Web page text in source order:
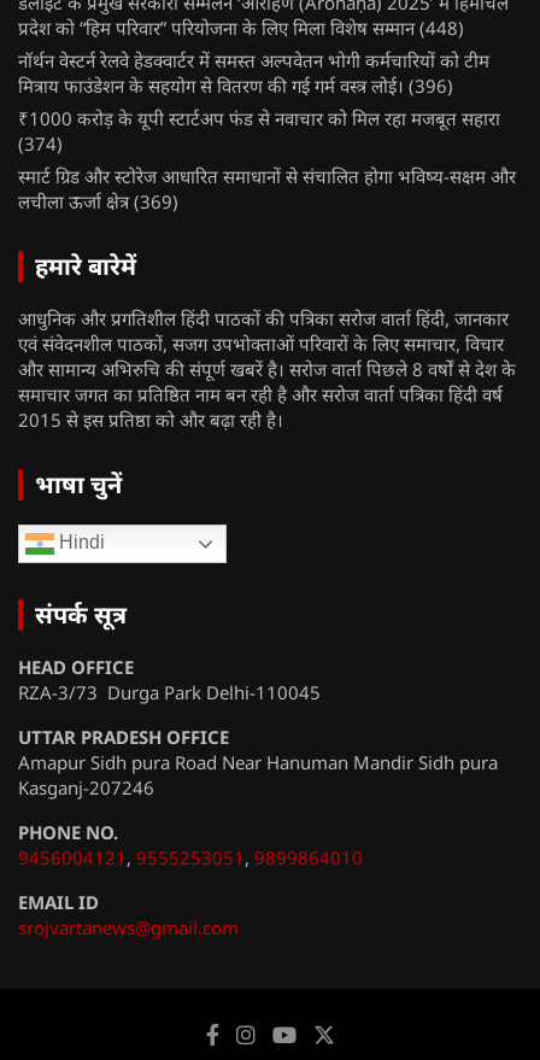
प्रदेश को “हिम परिवार” परियोजना के लिए मिला विशेष सम्मान (448)
नॉर्थन वेस्टर्न रेलवे हेडक्वार्टर में समस्त अल्पवेतन भोगी कर्मचारियों को टीम
मित्राय फाउंडेशन के सहयोग से वितरण की गई गर्म वस्त्र लोई। (396)
₹1000 करोड़ के यूपी स्टार्टअप फंड से नवाचार को मिल रहा मजबूत सहारा
(374)
स्मार्ट ग्रिड और स्टोरेज आधारित समाधानों से संचालित होगा भविष्य-सक्षम और
लचीला ऊर्जा क्षेत्र (369)
हमारे बारेमें
आधुनिक और प्रगतिशील हिंदी पाठकों की पत्रिका सरोज वार्ता हिंदी, जानकार
एवं संवेदनशील पाठकों, सजग उपभोक्ताओं परिवारों के लिए समाचार, विचार
और सामान्य अभिरुचि की संपूर्ण खबरें है। सरोज वार्ता पिछले 8 वर्षों से देश के
समाचार जगत का प्रतिष्ठित नाम बन रही है और सरोज वार्ता पत्रिका हिंदी वर्ष
2015 से इस प्रतिष्ठा को और बढ़ा रही है।
भाषा चुनें
Hindi
संपर्क सूत्र
HEAD OFFICE
RZA-3/73 Durga Park Delhi-110045
UTTAR PRADESH OFFICE
Amapur Sidh pura Road Near Hanuman Mandir Sidh pura
Kasganj-207246
PHONE NO.
9456004121 , 9555253051 , 9899864010
EMAIL ID
srojvartanews@gmail.com